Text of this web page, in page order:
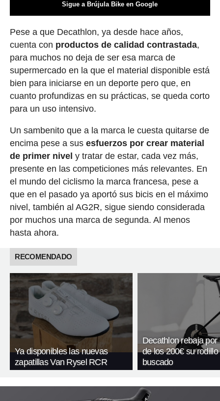
Sigue a Brújula Bike en Google
Pese a que Decathlon, ya desde hace años,
cuenta con productos de calidad contrastada,
para muchos no deja de ser esa marca de
supermercado en la que el material disponible está
bien para iniciarse en un deporte pero que, en
cuanto profundizas en su prácticas, se queda corto
para un uso intensivo.
Un sambenito que a la marca le cuesta quitarse de
encima pese a sus esfuerzos por crear material
de primer nivel y tratar de estar, cada vez más,
presente en las competiciones más relevantes. En
el mundo del ciclismo la marca francesa, pese a
que en el pasado ya aportó sus bicis en el máximo
nivel, también al AG2R, sigue siendo considerada
por muchos una marca de segunda. Al menos
hasta ahora.
RECOMENDADO
Ya disponibles las nuevas
zapatillas Van Rysel RCR
Decathlon rebaja por
de los 200€ su
buscado